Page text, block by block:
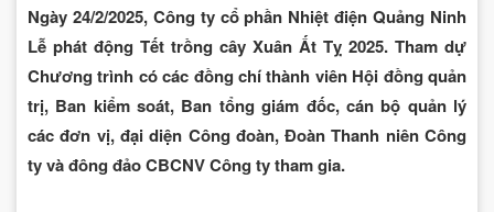
Ngày 24/2/2025, Công ty cổ phần Nhiệt điện Quảng Ninh
Lễ phát động Tết trồng cây Xuân Ất Tỵ 2025. Tham dự
Chương trình có các đồng chí thành viên Hội đồng quản
trị, Ban kiểm soát, Ban tổng giám đốc, cán bộ quản lý
các đơn vị, đại diện Công đoàn, Đoàn Thanh niên Công
ty và đông đảo CBCNV Công ty tham gia.